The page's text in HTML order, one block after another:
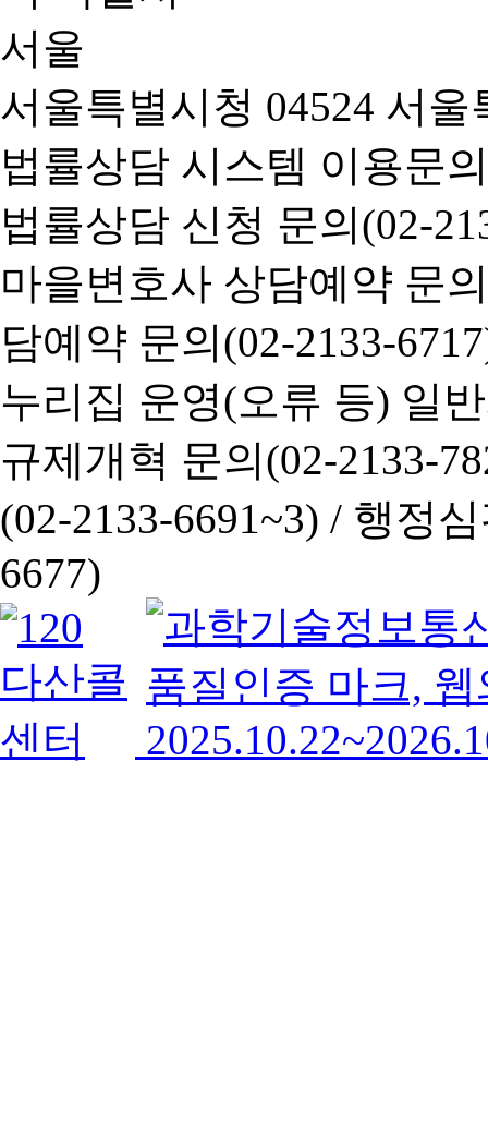
서울특별시청 04524 서
법률상담 시스템 이용문
법률상담 신청 문의(02-
마을변호사 상담예약 문
담예약 문의(02-2133-
누리집 운영(오류 등) 일
규제개혁 문의(02-2133-
(02-2133-6691~3) / 행정심
6677)